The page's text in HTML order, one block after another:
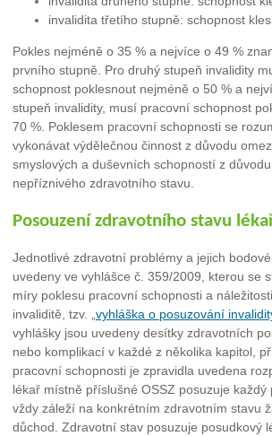
invalidita třetího stupně: schopnost
Pokles nejméně o 35 % a nejvíce o 49 %
prvního stupně. Pro druhý stupeň invalidity
schopnost poklesnout nejméně o 50 % a
stupeň invalidity, musí pracovní schopnost
70 %. Poklesem pracovní schopnosti se
vykonávat výdělečnou činnost z důvodu
smyslových a duševních schopností z
nepříznivého zdravotního stavu.
Posouzení zdravotního stavu
Jednotlivé zdravotní problémy a jejich
uvedeny ve vyhlášce č. 359/2009, kterou se
míry poklesu pracovní schopnosti a
invaliditě, tzv. „ vyhláška o posuzování
vyhlášky jsou uvedeny desítky zdravotních
nebo komplikací v každé z několika kapitol,
pracovní schopnosti je zpravidla uvedena
lékař místně příslušné OSSZ posuzuje každý
vždy záleží na konkrétním zdravotním stavu
důchod. Zdravotní stav posuzuje posudkový